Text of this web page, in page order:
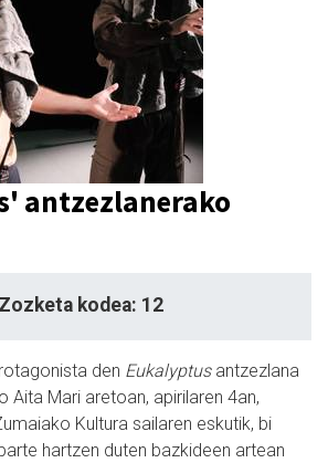
antzezlanerako
Zozketa kodea: 12
den Eukalyptusantzezlana
Aita Mari aretoan, apirilaren 4an,
Kultura sailaren eskutik, bi
hartzen duten bazkideen artean